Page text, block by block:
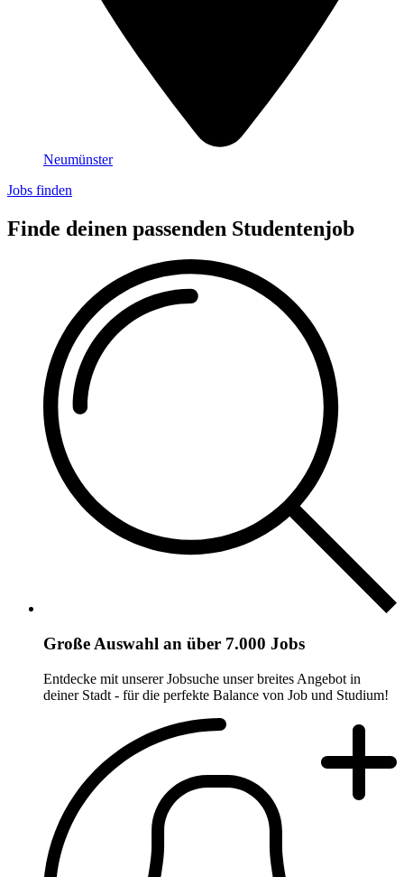
Neumünster
Jobs finden
Finde deinen passenden Studentenjob
Große Auswahl an über 7.000 Jobs
Entdecke mit unserer Jobsuche unser breites Angebot in
deiner Stadt - für die perfekte Balance von Job und Studium!